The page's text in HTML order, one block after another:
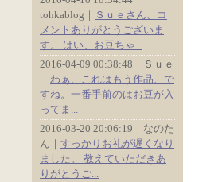
tohkablog｜
Ｓｕｅさん、コ
メントありがとうございま
す。 はい、お豆ちゃ...
2016-04-09 00:38:48｜Ｓｕｅ
わぁ、これはもう作品、で
すね。一番手前のはお豆が入
ってま...
2016-03-20 20:06:19｜なのた
ん｜ すっかりお礼が遅くなり
ました。 教えていただきあ
りがとうご...